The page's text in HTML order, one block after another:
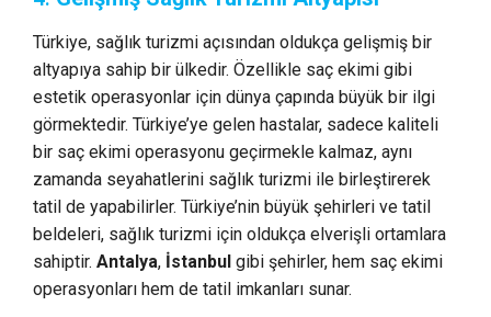
Türkiye, sağlık turizmi açısından oldukça gelişmiş bir
altyapıya sahip bir ülkedir. Özellikle saç ekimi gibi
estetik operasyonlar için dünya çapında büyük bir ilgi
görmektedir. Türkiye’ye gelen hastalar, sadece kaliteli
bir saç ekimi operasyonu geçirmekle kalmaz, aynı
zamanda seyahatlerini sağlık turizmi ile birleştirerek
tatil de yapabilirler. Türkiye’nin büyük şehirleri ve tatil
beldeleri, sağlık turizmi için oldukça elverişli ortamlara
sahiptir. Antalya, İstanbul gibi şehirler, hem saç ekimi
operasyonları hem de tatil imkanları sunar.